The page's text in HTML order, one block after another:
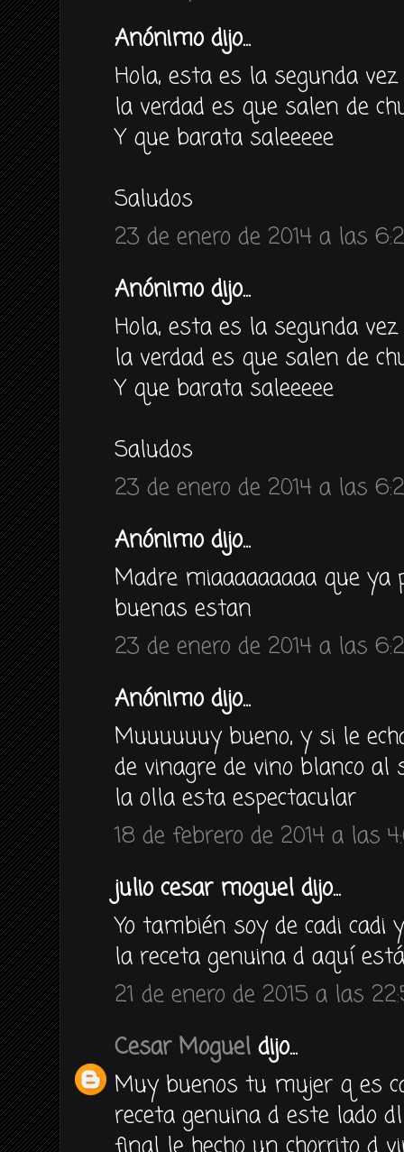
Anónimo dijo...
Hola, esta es la segunda
la verdad es que salen de
Y que barata saleeeee
Saludos
23 de enero de 2014 a las
Anónimo dijo...
Hola, esta es la segunda
la verdad es que salen de
Y que barata saleeeee
Saludos
23 de enero de 2014 a las
Anónimo dijo...
Madre miaaaaaaaaa que ya
buenas estan
23 de enero de 2014 a las
Anónimo dijo...
Muuuuuuy bueno, y si le
de vinagre de vino blanco
la olla esta espectacular
18 de febrero de 2014 a las
julio cesar moguel dijo...
Yo también soy de cadi cadi
la receta genuina d aquí
21 de enero de 2015 a las
Cesar Moguel dijo...
Muy buenos tu mujer q es
receta genuina d este lado